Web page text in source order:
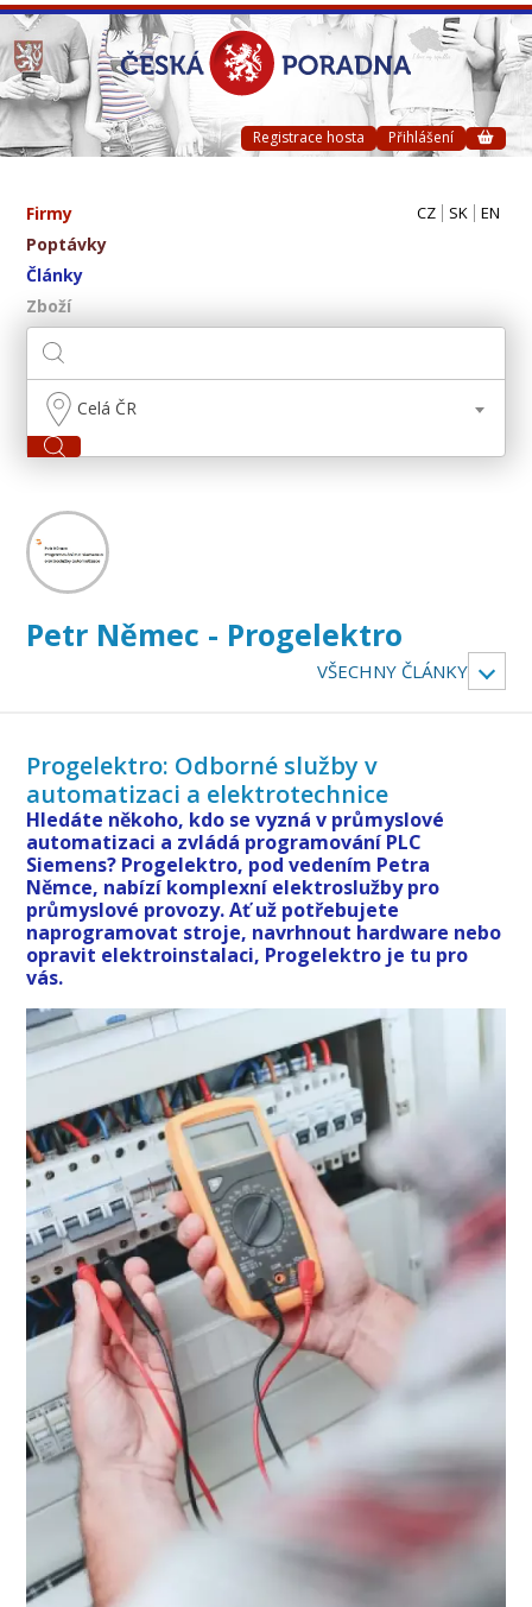
Registrace hosta Přihlášení
Firmy
Poptávky
Články
Zboží
CZ SK EN
Celá ČR
Petr Němec - Progelektro
VŠECHNY ČLÁNKY
Progelektro: Odborné služby v
automatizaci a elektrotechnice
Hledáte někoho, kdo se vyzná v průmyslové
automatizaci a zvládá programování PLC
Siemens? Progelektro, pod vedením Petra
Němce, nabízí komplexní elektroslužby pro
průmyslové provozy. Ať už potřebujete
naprogramovat stroje, navrhnout hardware nebo
opravit elektroinstalaci, Progelektro je tu pro
vás.